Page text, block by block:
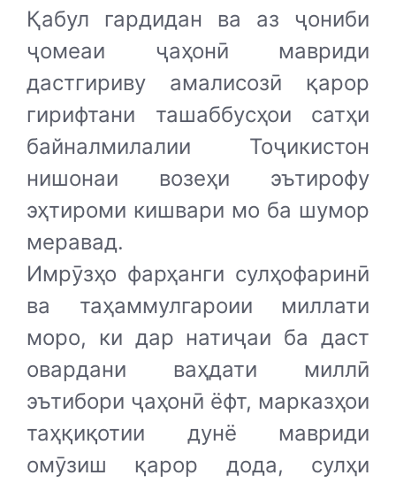
Қабул гардидан ва аз ҷониби
ҷомеаи ҷаҳонӣ мавриди
дастгириву амалисозӣ қарор
гирифтани ташаббусҳои сатҳи
байналмилалии Тоҷикистон
нишонаи возеҳи эътирофу
эҳтироми кишвари мо ба шумор
меравад.
Имрӯзҳо фарҳанги сулҳофаринӣ
ва таҳаммулгароии миллати
моро, ки дар натиҷаи ба даст
овардани ваҳдати миллӣ
эътибори ҷаҳонӣ ёфт, марказҳои
таҳқиқотии дунё мавриди
омӯзиш қарор дода, сулҳи